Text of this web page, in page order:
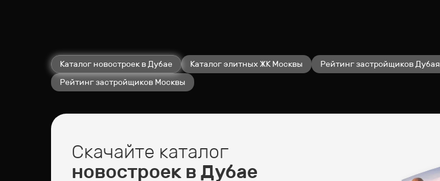
Каталог новостроек в Дубае Каталог элитных ЖК Москвы
Рейтинг застройщиков Дубая
Рейтинг застройщиков Москвы
Скачайте каталог
новостроек в Дубае